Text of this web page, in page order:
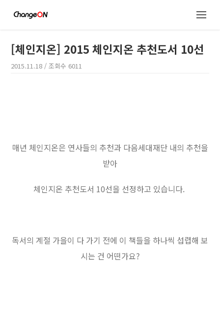
[체인지온] 2015 체인지온 추천도서 10선
2015.11.18 / 조회수 6011
매년 체인지온은 연사들의 추천과 다음세대재단 내의 추천을
받아
체인지온 추천도서 10선을 선정하고 있습니다.
독서의 계절 가을이 다 가기 전에 이 책들을 하나씩 섭렵해 보
시는 건 어떤가요?